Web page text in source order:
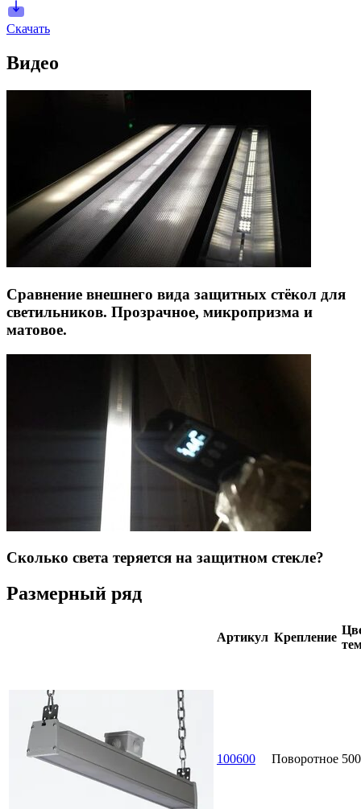
Скачать
Видео
Сравнение внешнего вида защитных стёкол для
светильников. Прозрачное, микропризма и
матовое.
Сколько света теряется на защитном стекле?
Размерный ряд
Артикул Крепление
100600 Поворотное